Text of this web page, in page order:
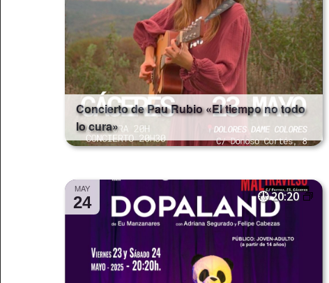
Concierto de Pau Rubio «El tiempo no todo
lo cura»
MAY
24 20:20